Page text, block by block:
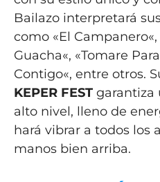
Bailazo interpretará
como «El Campanero«,
Guacha«, «Tomare
Contigo«, entre otros.
KEPER FESTgarantiza
alto nivel, lleno de
hará vibrar a todos los
manos bien arriba.